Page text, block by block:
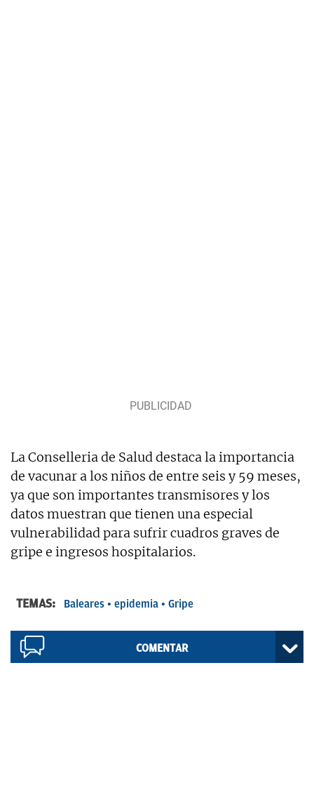
La Conselleria de Salud destaca la importancia
de vacunar a los niños de entre seis y 59 meses,
ya que son importantes transmisores y los
datos muestran que tienen una especial
vulnerabilidad para sufrir cuadros graves de
gripe e ingresos hospitalarios.
TEMAS: Baleares epidemia Gripe
COMENTAR